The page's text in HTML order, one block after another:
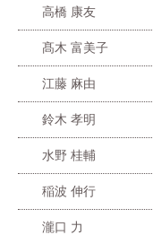
高橋 康友
髙木 富美子
江藤 麻由
鈴木 孝明
水野 桂輔
稲波 伸行
瀧口 力